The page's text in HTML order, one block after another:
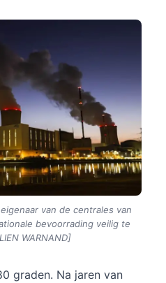
van de centrales van
bevoorrading veilig te
WARNAND]
graden. Na jaren van